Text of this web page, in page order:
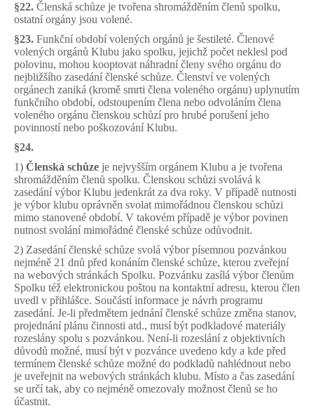
§22. Členská schůze je tvořena shromážděním členů spolku,
ostatní orgány jsou volené.
§23. Funkční období volených orgánů je šestileté. Členové
volených orgánů Klubu jako spolku, jejichž počet neklesl pod
polovinu, mohou kooptovat náhradní členy svého orgánu do
nejbližšího zasedání členské schůze. Členství ve volených
orgánech zaniká (kromě smrti člena voleného orgánu) uplynutím
funkčního období, odstoupením člena nebo odvoláním člena
voleného orgánu členskou schůzí pro hrubé porušení jeho
povinností nebo poškozování Klubu.
§24.
1) Členská schůze je nejvyšším orgánem Klubu a je tvořena
shromážděním členů spolku. Členskou schůzi svolává k
zasedání výbor Klubu jedenkrát za dva roky. V případě nutnosti
je výbor klubu oprávněn svolat mimořádnou členskou schůzi
mimo stanovené období. V takovém případě je výbor povinen
nutnost svolání mimořádné členské schůze odůvodnit.
2) Zasedání členské schůze svolá výbor písemnou pozvánkou
nejméně 21 dnů před konáním členské schůze, kterou zveřejní
na webových stránkách Spolku. Pozvánku zasílá výbor členům
Spolku též elektronickou poštou na kontaktní adresu, kterou člen
uvedl v přihlášce. Součástí informace je návrh programu
zasedání. Je-li předmětem jednání členské schůze změna stanov,
projednání plánu činnosti atd., musí být podkladové materiály
rozeslány spolu s pozvánkou. Není-li rozeslání z objektivních
důvodů možné, musí být v pozvánce uvedeno kdy a kde před
termínem členské schůze možné do podkladů nahlédnout nebo
je uveřejnit na webových stránkách klubu. Místo a čas zasedání
se určí tak, aby co nejméně omezovaly možnost členů se ho
účastnit.